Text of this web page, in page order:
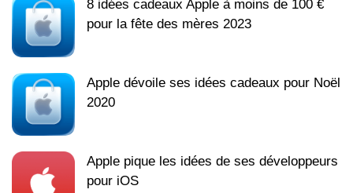
8 idées cadeaux Apple à moins de 100 €
pour la fête des mères 2023
Apple dévoile ses idées cadeaux pour Noël
2020
Apple pique les idées de ses développeurs
pour iOS